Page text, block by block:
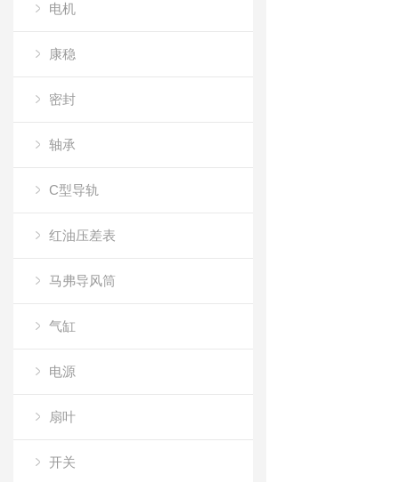
电机
康稳
密封
轴承
C型导轨
红油压差表
马弗导风筒
气缸
电源
扇叶
开关